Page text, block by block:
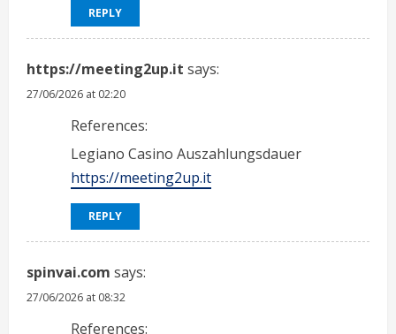
REPLY
https://meeting2up.it says:
27/06/2026 at 02:20
References:
Legiano Casino Auszahlungsdauer
https://meeting2up.it
REPLY
spinvai.com says:
27/06/2026 at 08:32
References: